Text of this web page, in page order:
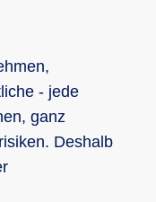
- jede
ganz
Deshalb